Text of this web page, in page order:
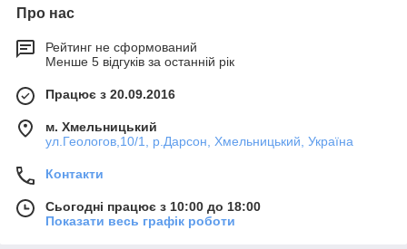
Про нас
Рейтинг не сформований
Менше 5 відгуків за останній рік
Працює з 20.09.2016
м. Хмельницький
ул.Геологов,10/1, р.Дарсон, Хмельницький, Україна
Контакти
Сьогодні працює з 10:00 до 18:00
Показати весь графік роботи